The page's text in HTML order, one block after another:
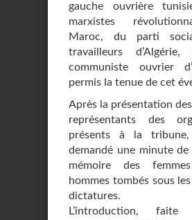
gauche ouvrière
marxistes
Maroc, du parti
travailleurs
communiste ouvrier
permis la tenue de cet
Après la présentation
représentants des
présents à la
demandé une minute de
mémoire des
hommes tombés sous
dictatures.
L’introduction,